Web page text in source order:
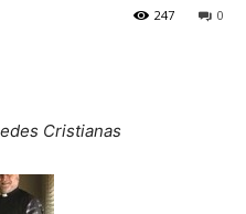
0
247
Cristianas